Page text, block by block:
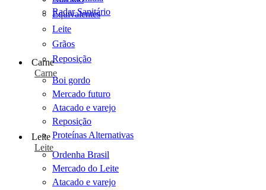
Radar Sanitário
Equivalentes
Leite
Grãos
Reposição
Carne
Carne
Boi gordo
Mercado futuro
Atacado e varejo
Reposição
Proteínas Alternativas
Leite
Leite
Ordenha Brasil
Mercado do Leite
Atacado e varejo